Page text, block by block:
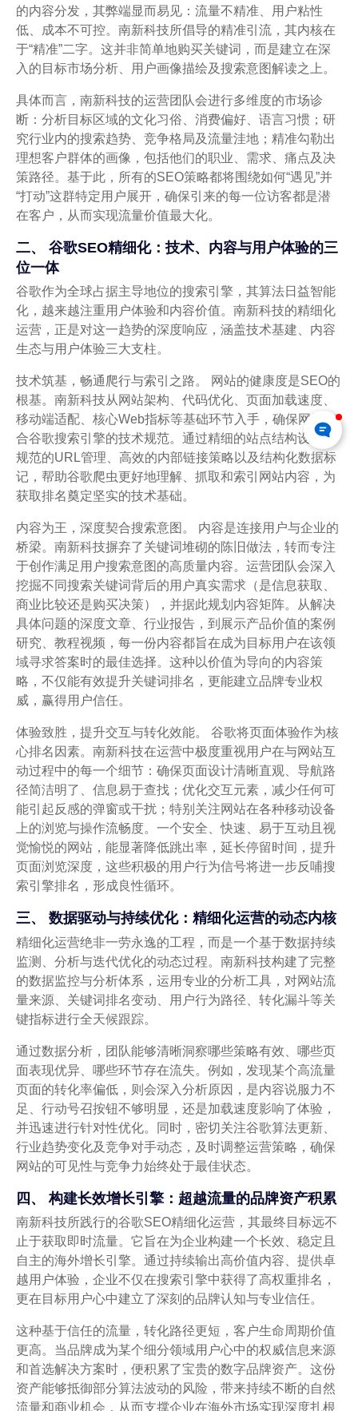
的内容分发，其弊端显而易见：流量不精准、用户粘性
低、成本不可控。南新科技所倡导的精准引流，其内核在
于“精准”二字。这并非简单地购买关键词，而是建立在深
入的目标市场分析、用户画像描绘及搜索意图解读之上。
具体而言，南新科技的运营团队会进行多维度的市场诊
断：分析目标区域的文化习俗、消费偏好、语言习惯；研
究行业内的搜索趋势、竞争格局及流量洼地；精准勾勒出
理想客户群体的画像，包括他们的职业、需求、痛点及决
策路径。基于此，所有的SEO策略都将围绕如何“遇见”并
“打动”这群特定用户展开，确保引来的每一位访客都是潜
在客户，从而实现流量价值最大化。
二、 谷歌SEO精细化：技术、内容与用户体验的三
位一体
谷歌作为全球占据主导地位的搜索引擎，其算法日益智能
化，越来越注重用户体验和内容价值。南新科技的精细化
运营，正是对这一趋势的深度响应，涵盖技术基建、内容
生态与用户体验三大支柱。
技术筑基，畅通爬行与索引之路。 网站的健康度是SEO的
根基。南新科技从网站架构、代码优化、页面加载速度、
移动端适配、核心Web指标等基础环节入手，确保网站符
合谷歌搜索引擎的技术规范。通过精细的站点结构设计、
规范的URL管理、高效的内部链接策略以及结构化数据标
记，帮助谷歌爬虫更好地理解、抓取和索引网站内容，为
获取排名奠定坚实的技术基础。
内容为王，深度契合搜索意图。 内容是连接用户与企业的
桥梁。南新科技摒弃了关键词堆砌的陈旧做法，转而专注
于创作满足用户搜索意图的高质量内容。运营团队会深入
挖掘不同搜索关键词背后的用户真实需求（是信息获取、
商业比较还是购买决策），并据此规划内容矩阵。从解决
具体问题的深度文章、行业报告，到展示产品价值的案例
研究、教程视频，每一份内容都旨在成为目标用户在该领
域寻求答案时的最佳选择。这种以价值为导向的内容策
略，不仅能有效提升关键词排名，更能建立品牌专业权
威，赢得用户信任。
体验致胜，提升交互与转化效能。 谷歌将页面体验作为核
心排名因素。南新科技在运营中极度重视用户在与网站互
动过程中的每一个细节：确保页面设计清晰直观、导航路
径简洁明了、信息易于查找；优化交互元素，减少任何可
能引起反感的弹窗或干扰；特别关注网站在各种移动设备
上的浏览与操作流畅度。一个安全、快速、易于互动且视
觉愉悦的网站，能显著降低跳出率，延长停留时间，提升
页面浏览深度，这些积极的用户行为信号将进一步反哺搜
索引擎排名，形成良性循环。
三、 数据驱动与持续优化：精细化运营的动态内核
精细化运营绝非一劳永逸的工程，而是一个基于数据持续
监测、分析与迭代优化的动态过程。南新科技构建了完整
的数据监控与分析体系，运用专业的分析工具，对网站流
量来源、关键词排名变动、用户行为路径、转化漏斗等关
键指标进行全天候跟踪。
通过数据分析，团队能够清晰洞察哪些策略有效、哪些页
面表现优异、哪些环节存在流失。例如，发现某个高流量
页面的转化率偏低，则会深入分析原因，是内容说服力不
足、行动号召按钮不够明显，还是加载速度影响了体验，
并迅速进行针对性优化。同时，密切关注谷歌算法更新、
行业趋势变化及竞争对手动态，及时调整运营策略，确保
网站的可见性与竞争力始终处于最佳状态。
四、 构建长效增长引擎：超越流量的品牌资产积累
南新科技所践行的谷歌SEO精细化运营，其最终目标远不
止于获取即时流量。它旨在为企业构建一个长效、稳定且
自主的海外增长引擎。通过持续输出高价值内容、提供卓
越用户体验，企业不仅在搜索引擎中获得了高权重排名，
更在目标用户心中建立了深刻的品牌认知与专业信任。
这种基于信任的流量，转化路径更短，客户生命周期价值
更高。当品牌成为某个细分领域用户心中的权威信息来源
和首选解决方案时，便积累了宝贵的数字品牌资产。这份
资产能够抵御部分算法波动的风险，带来持续不断的自然
流量和商业机会，从而支撑企业在海外市场实现深度扎根